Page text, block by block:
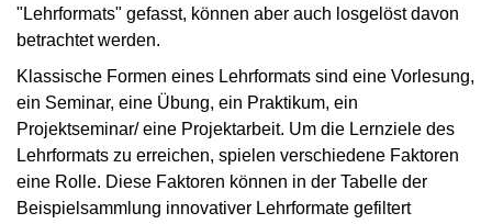
"Lehrformats" gefasst, können aber auch losgelöst davon
betrachtet werden.
Klassische Formen eines Lehrformats sind eine Vorlesung,
ein Seminar, eine Übung, ein Praktikum, ein
Projektseminar/ eine Projektarbeit. Um die Lernziele des
Lehrformats zu erreichen, spielen verschiedene Faktoren
eine Rolle. Diese Faktoren können in der Tabelle der
Beispielsammlung innovativer Lehrformate gefiltert